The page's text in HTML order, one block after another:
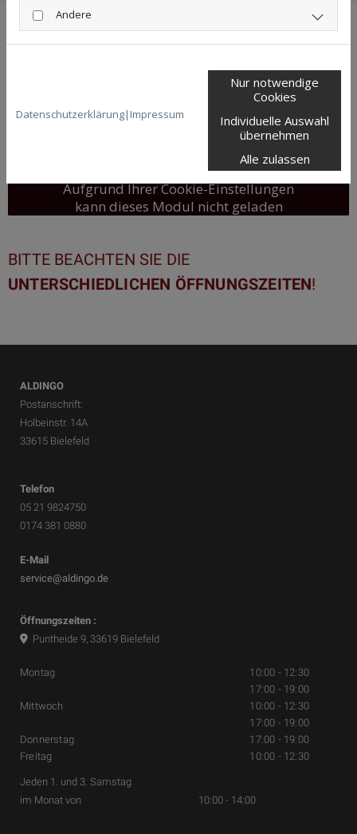
Google Maps inaktiv
Aufgrund Ihrer Cookie-Einstellungen
kann dieses Modul nicht geladen
möchten, passen Sie bitte Ihre
Cookie-Einstellungen entsprechend
an.
BITTE BEACHTEN SIE DIE
UNTERSCHIEDLICHEN ÖFFNUNGSZEITEN!
ALDINGO
Postanschrift:
Holbeinstr. 14A
33615 Bielefeld
Telefon
05 21 9824750
0174 381 0880
E-Mail
service@aldingo.de
Öffnungszeiten :
Puntheide 9, 33619 Bielefeld
Montag
10:00 - 12:30
17:00 - 19:00
Mittwoch
10:00 - 12:30
17:00 - 19:00
Donnerstag
17:00 - 19:00
Freitag
10:00 - 12:30
Jeden 1. und 3. Samstag
im Monat von 10:00 - 14:00
Andere
Datenschutzerklärung| Impressum
Nur notwendige
Cookies
Individuelle Auswahl
übernehmen
Alle zulassen